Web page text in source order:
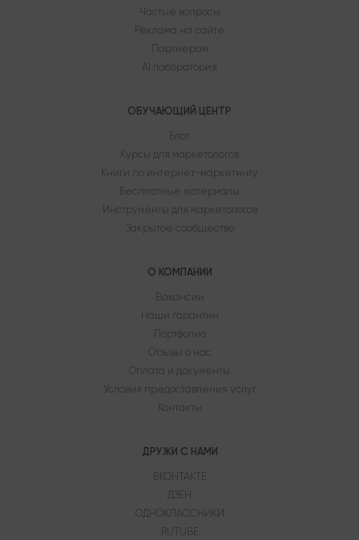
Частые вопросы
Реклама на сайте
Партнерам
AI лаборатория
ОБУЧАЮЩИЙ ЦЕНТР
Блог
Курсы для маркетологов
Книги по интернет-маркетингу
Бесплатные материалы
Инструменты для маркетологов
Закрытое сообщество
О КОМПАНИИ
Вакансии
Наши гарантии
Портфолио
Отзывы о нас
Оплата и документы
Условия предоставления услуг
Контакты
ДРУЖИ С НАМИ
ВКОНТАКТЕ
ДЗЕН
ОДНОКЛАССНИКИ
RUTUBE